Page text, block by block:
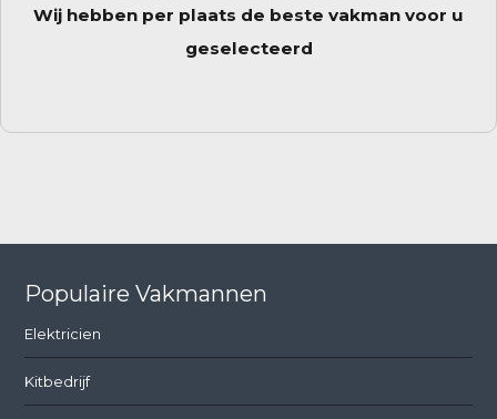
Wij hebben per plaats de beste vakman voor u
geselecteerd
Populaire Vakmannen
Elektricien
Kitbedrijf